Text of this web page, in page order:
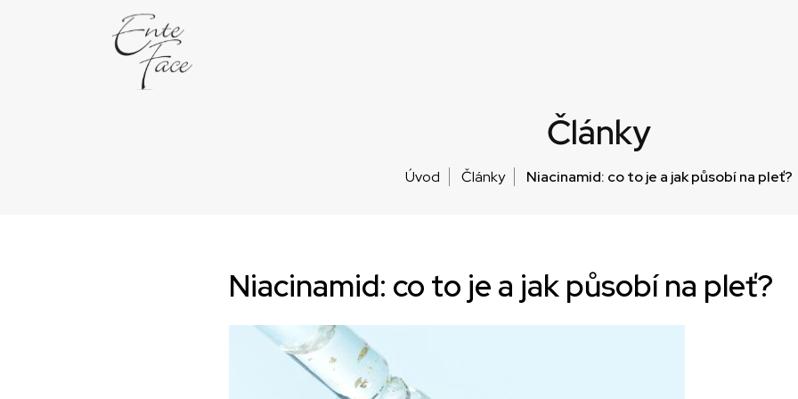
Články
Úvod Články Niacinamid: co to je a jak působí na pleť?
Niacinamid: co to je a jak působí na pleť?